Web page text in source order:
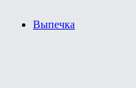
Выпечка